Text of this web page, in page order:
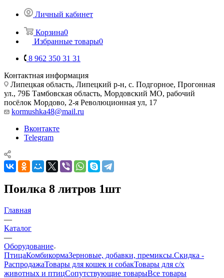
Личный кабинет
Корзина0
Избранные товары0
8 962 350 31 31
Контактная информация
Липецкая область, Липецкий р-н, с. Подгорное, Прогонная
ул., 79Б Тамбовская область, Мордовский МО, рабочий
посёлок Мордово, 2-я Революционная ул, 17
kormushka48@mail.ru
Вконтакте
Telegram
Поилка 8 литров 1шт
Главная
—
Каталог
—
Оборудование
ПтицаКомбикормаЗерновые, добавки, премиксы.Скидка -
РаспродажаТовары для кошек и собакТовары для с/х
животных и птицСопутствующие товарыВсе товары